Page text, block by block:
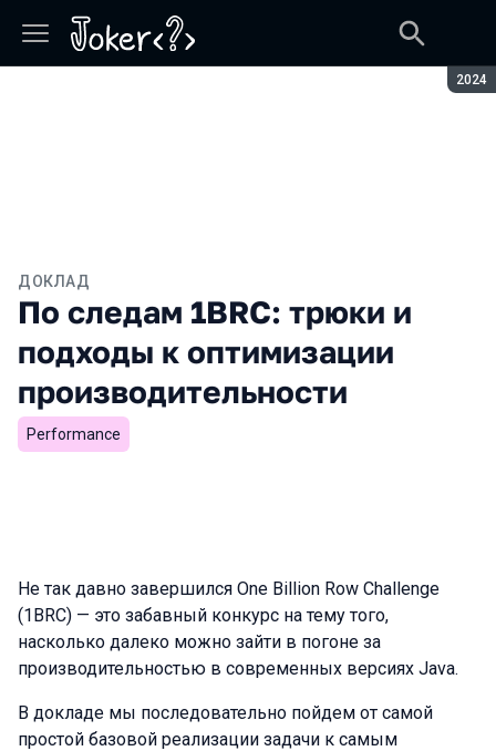
2024
ДОКЛАД
По следам 1BRC: трюки и
подходы к оптимизации
производительности
Performance
Не так давно завершился One Billion Row Challenge
(1BRC) — это забавный конкурс на тему того,
насколько далеко можно зайти в погоне за
производительностью в современных версиях Java.
В докладе мы последовательно пойдем от самой
простой базовой реализации задачи к самым